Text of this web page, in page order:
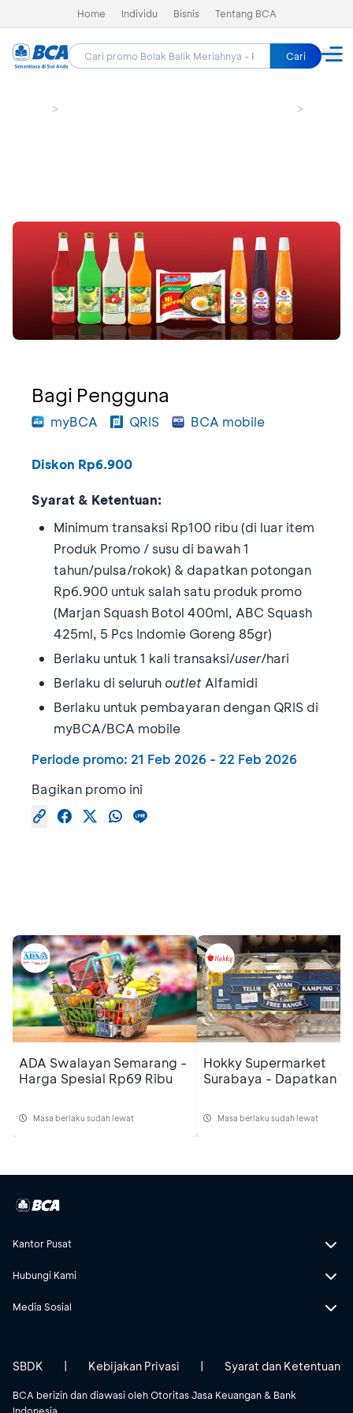
Home Individu Bisnis Tentang BCA
Cari
Bagi Pengguna
myBCA QRIS BCA mobile
Diskon Rp6.900
Syarat & Ketentuan:
Minimum transaksi Rp100 ribu (di luar item
Produk Promo / susu di bawah 1
tahun/pulsa/rokok) & dapatkan potongan
Rp6.900 untuk salah satu produk promo
(Marjan Squash Botol 400ml, ABC Squash
425ml, 5 Pcs Indomie Goreng 85gr)
Berlaku untuk 1 kali transaksi/user/hari
Berlaku di seluruh outlet Alfamidi
Berlaku untuk pembayaran dengan QRIS di
myBCA/BCA mobile
Periode promo: 21 Feb 2026 - 22 Feb 2026
Bagikan promo ini
ADA Swalayan Semarang -
Harga Spesial Rp69 Ribu
Masa berlaku sudah lewat
Hokky Supermarket
Surabaya - Dapatkan
Masa berlaku sudah lewat
Kantor Pusat
Hubungi Kami
Media Sosial
BCA berizin dan diawasi oleh Otoritas Jasa Keuangan & Bank
Indonesia
SBDK | Kebijakan Privasi | Syarat dan Ketentuan